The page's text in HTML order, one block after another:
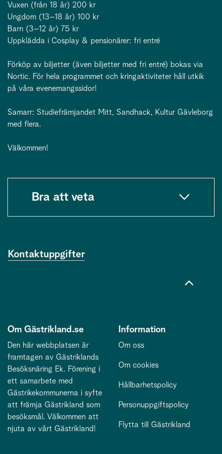
Vuxen (från 18 år) 200 kr
Ungdom (13–18 år) 100 kr
Barn (3–12 år) 75 kr
Uppklädda i Cosplay & pensionärer: fri entré
Förköp av biljetter (även biljetter med fri entré) bokas via
Nortic. För hela programmet och kringaktiviteter håll utkik
på våra evenemangssidor!
Samarr: Studiefrämjandet Mitt, Sandhack, Kultur Gävleborg
med flera.
Välkommen!
Bra att veta
Kontaktuppgifter
Om Gästrikland.se
Den här webbplatsen är
framtagen av Gästriklands
Besöksnäring Ek. Förening i
ett samarbete med
Gästrikekommunerna i syfte
att främja Gästrikland som
besöksmål. Välkommen att
njuta av vårt Gästrikland!
Information
Om oss
Om cookies
Hållbarhetspolicy
Personuppgiftspolicy
Flytta till Gästrikland